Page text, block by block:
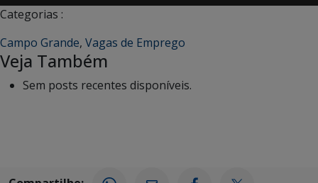
Categorias :
Campo Grande, Vagas de Emprego
Veja Também
Sem posts recentes disponíveis.